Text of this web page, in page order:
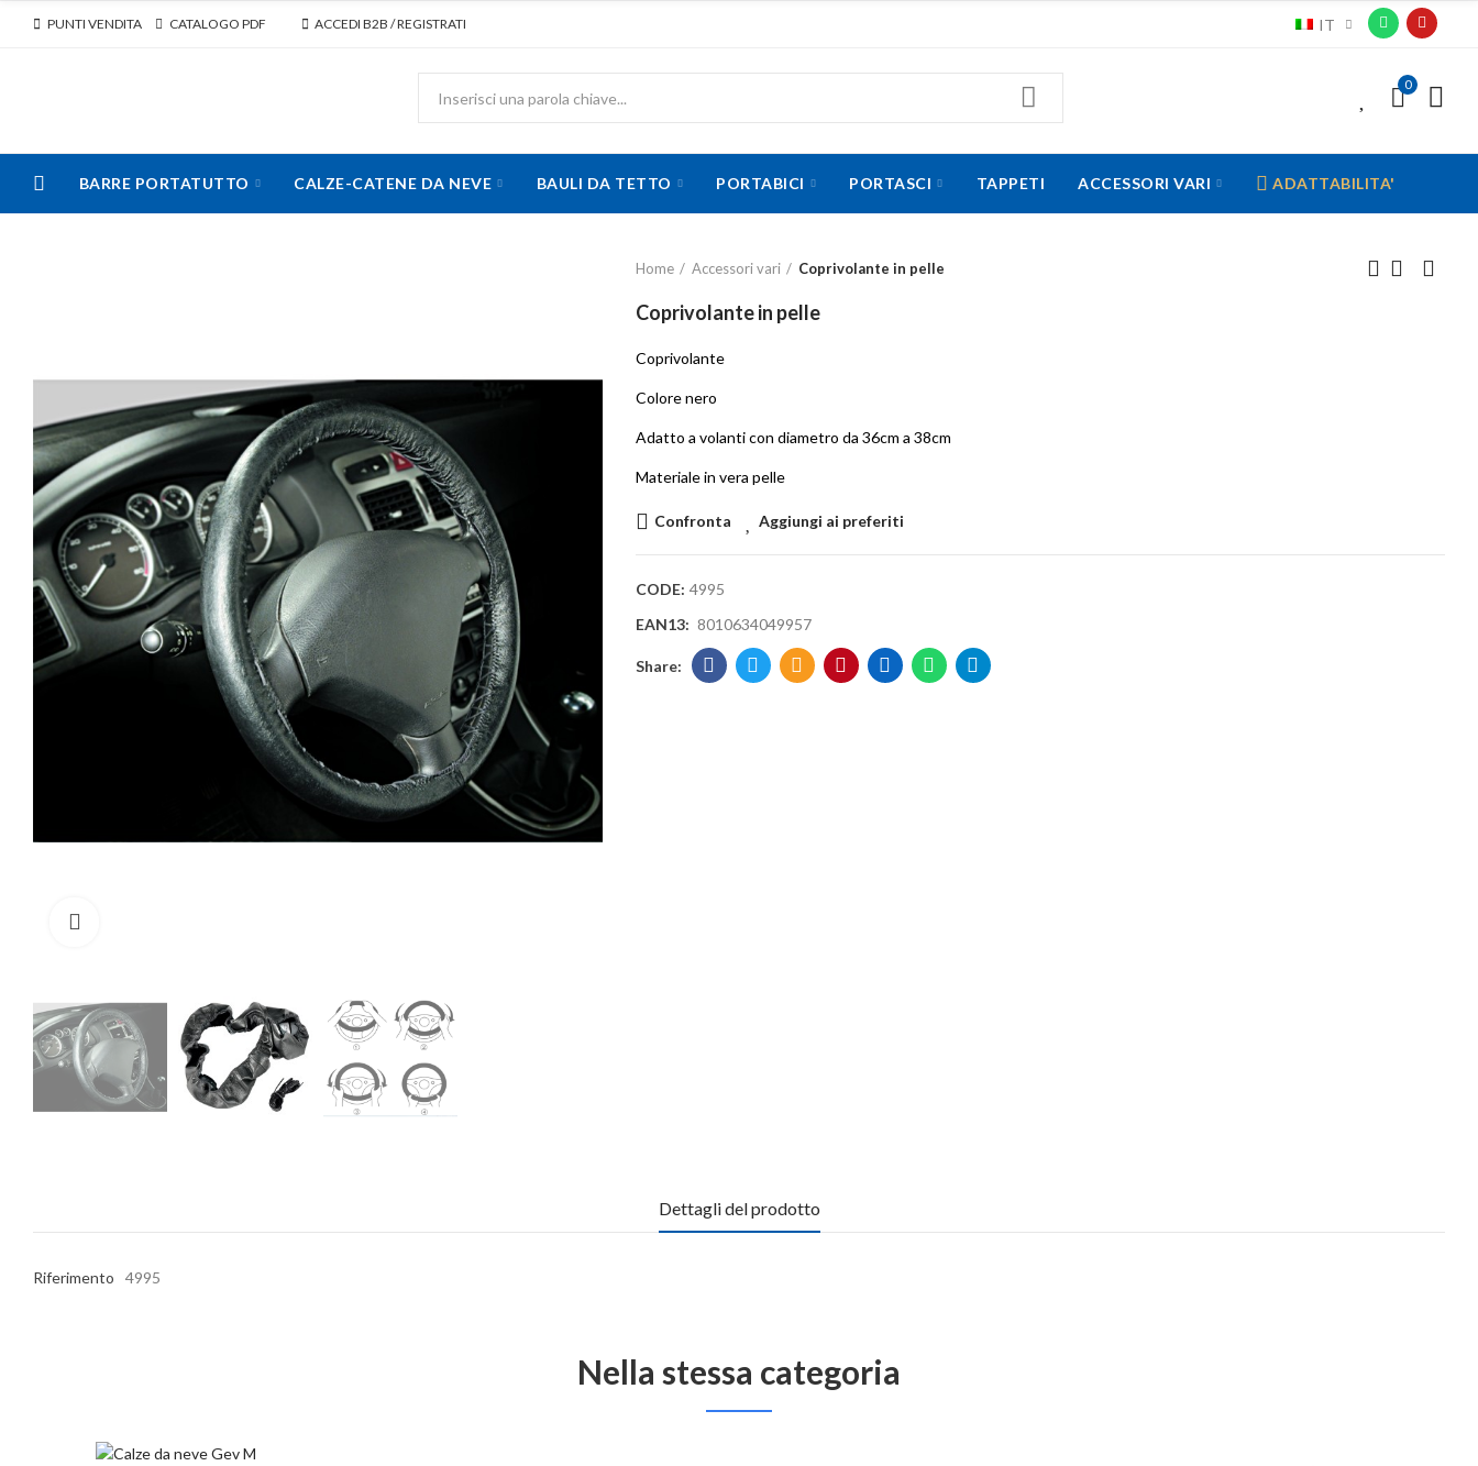
PUNTI VENDITA CATALOGO PDF ACCEDI B2B / REGISTRATI IT
0
BARRE PORTATUTTO CALZE-CATENE DA NEVE BAULI DA TETTO PORTABICI PORTASCI TAPPETI ACCESSORI VARI ADATTABILITA'
Home Accessori vari Coprivolante in pelle
Coprivolante in pelle
Coprivolante
Colore nero
Adatto a volanti con diametro da 36cm a 38cm
Materiale in vera pelle
Confronta Aggiungi ai preferiti
CODE: 4995
EAN13: 8010634049957
Dettagli del prodotto
Riferimento 4995
Nella stessa categoria